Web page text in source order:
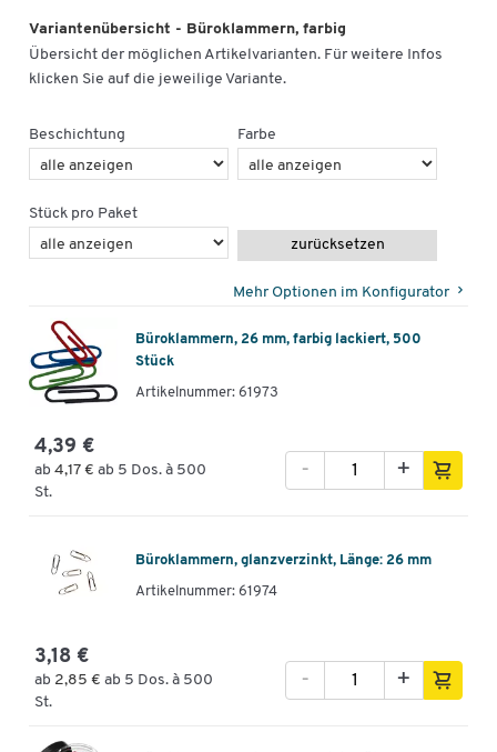
Variantenübersicht - Büroklammern, farbig
Übersicht der möglichen Artikelvarianten. Für weitere Infos
klicken Sie auf die jeweilige Variante.
Beschichtung Farbe
Stück pro Paket
zurücksetzen
Mehr Optionen im Konfigurator
Büroklammern, 26 mm, farbig lackiert, 500
Stück
Artikelnummer: 61973
4,39 €
ab 4,17 € ab 5 Dos. à 500
St.
+
-
Büroklammern, glanzverzinkt, Länge: 26 mm
Artikelnummer: 61974
3,18 €
ab 2,85 € ab 5 Dos. à 500
St.
+
-